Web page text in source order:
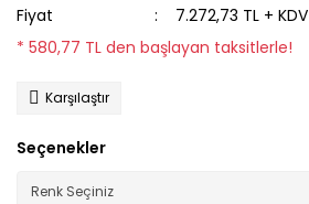
Fiyat
7.272,73 TL + KDV
* 580,77 TL den başlayan taksitlerle!
Karşılaştır
Seçenekler